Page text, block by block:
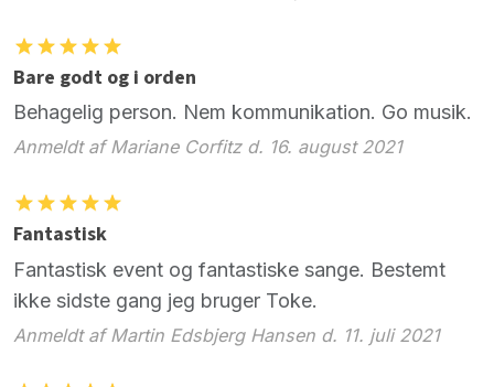
Bare godt og i orden
Behagelig person. Nem kommunikation. Go musik.
Anmeldt af Mariane Corfitz d. 16. august 2021
Fantastisk
Fantastisk event og fantastiske sange. Bestemt
ikke sidste gang jeg bruger Toke.
Anmeldt af Martin Edsbjerg Hansen d. 11. juli 2021